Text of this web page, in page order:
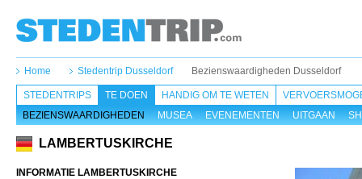
Home Stedentrip Dusseldorf Bezienswaardigheden Dusseldorf
STEDENTRIPS
TE DOEN
BEZIENSWAARDIGHEDEN
MUSEA EVENEMENTEN UITGAAN
HANDIG OM TE WETEN
LAMBERTUSKIRCHE
INFORMATIE LAMBERTUSKIRCHE